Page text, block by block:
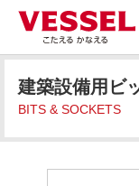
建築設備用ビ
BITS & SOCKETS